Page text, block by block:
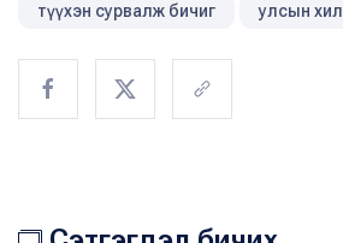
түүхэн сурвалж бичиг улсын хил